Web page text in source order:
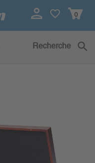
0
Recherche